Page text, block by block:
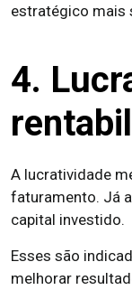
estratégico mais
4.
A lucratividade
faturamento. Já
capital investido.
Esses são
melhorar